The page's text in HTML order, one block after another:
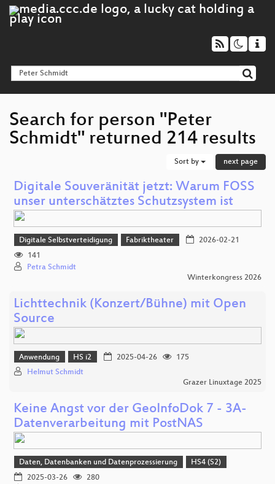
Search for person "Peter
Schmidt" returned 214 results
Sort by next page
Digitale Souveränität jetzt: Warum FOSS
unser unterschätztes Schutzsystem ist
Digitale Selbstverteidigung Fabriktheater
2026-02-21
141
Petra Schmidt
Winterkongress 2026
Lichttechnik (Konzert/Bühne) mit Open
Source
Anwendung HS i2 2025-04-26
175
Helmut Schmidt
Grazer Linuxtage 2025
Keine Angst vor der GeoInfoDok 7 - 3A-
Datenverarbeitung mit PostNAS
Daten, Datenbanken und Datenprozessierung
HS4 (S2)
2025-03-26
280